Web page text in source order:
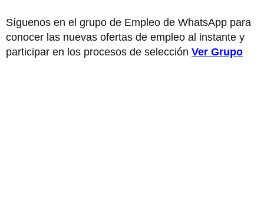
Síguenos en el grupo de Empleo de WhatsApp para
conocer las nuevas ofertas de empleo al instante y
participar en los procesos de selección Ver Grupo